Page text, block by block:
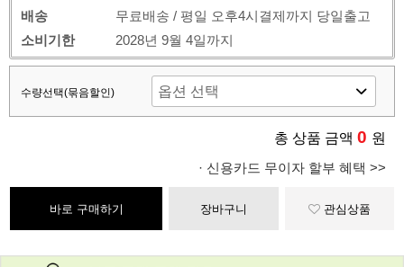
배송
무료배송 / 평일 오후4시결제까지 당일출고
소비기한
2028년 9월 4일까지
수량선택(묶음할인)
총 상품 금액 0 원
· 신용카드 무이자 할부 혜택 >>
바로 구매하기 장바구니 관심상품